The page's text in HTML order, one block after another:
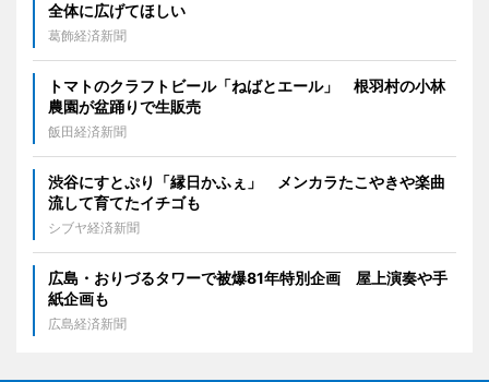
全体に広げてほしい
葛飾経済新聞
トマトのクラフトビール「ねばとエール」 根羽村の小林
農園が盆踊りで生販売
飯田経済新聞
渋谷にすとぷり「縁日かふぇ」 メンカラたこやきや楽曲
流して育てたイチゴも
シブヤ経済新聞
広島・おりづるタワーで被爆81年特別企画 屋上演奏や手
紙企画も
広島経済新聞